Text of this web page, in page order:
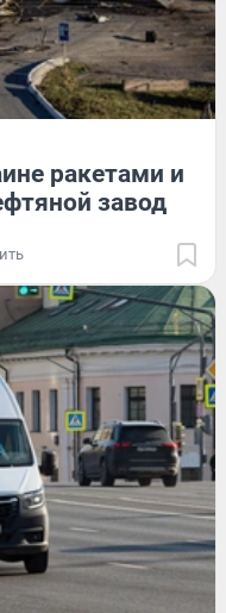
ракетами и
завод